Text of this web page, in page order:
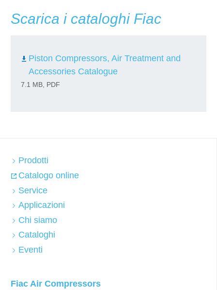
Scarica i cataloghi Fiac
Piston Compressors, Air Treatment and
Accessories Catalogue
7.1 MB, PDF
Prodotti
Catalogo online
Service
Applicazioni
Chi siamo
Cataloghi
Eventi
Fiac Air Compressors